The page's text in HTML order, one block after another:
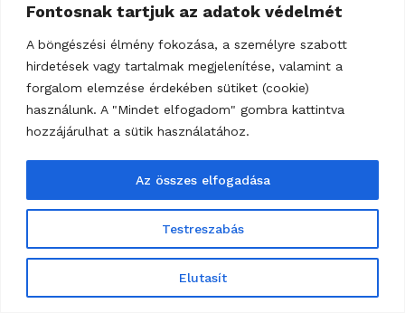
Fontosnak tartjuk az adatok védelmét
A böngészési élmény fokozása, a személyre szabott
hirdetések vagy tartalmak megjelenítése, valamint a
forgalom elemzése érdekében sütiket (cookie)
használunk. A "Mindet elfogadom" gombra kattintva
hozzájárulhat a sütik használatához.
Testreszabás
Elutasít
Az összes elfogadása
BITCOIN
AI-támadások miatt leállt a Boltz
2026.08.05.